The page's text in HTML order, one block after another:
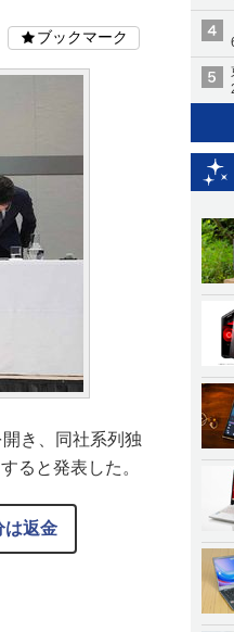
ブックマーク
き、同社系列独
ると発表した。
は返金